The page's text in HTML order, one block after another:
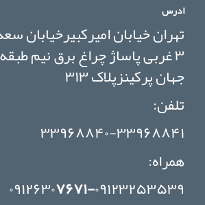
ادرس
تهران خیابان امیرکبیرخیابان
۳ غربی پاساژ چراغ برق نیم
جهان پرکینزپلاک ۳۱۳
تلفن:
۳۳۹۶۸۸۴۰-۳۳۹۶۸۸۴۱
همراه:
۰۹۱۲۶۳۰۷۶۷۱-۰۹۱۲۳۲۵۳۵۳۹